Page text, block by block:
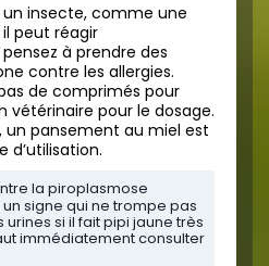
insecte, comme une
peut réagir
à prendre des
contre les allergies.
de comprimés pour
vétérinaire pour le dosage.
un pansement au miel est
d’utilisation.
la piroplasmose
signe qui ne trompe pas
urines si il fait pipi jaune très
immédiatement consulter